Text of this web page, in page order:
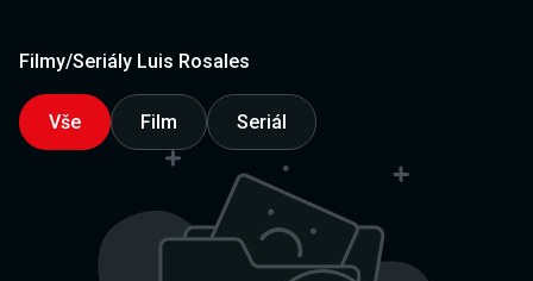
Filmy/Seriály Luis Rosales
Vše Film Seriál